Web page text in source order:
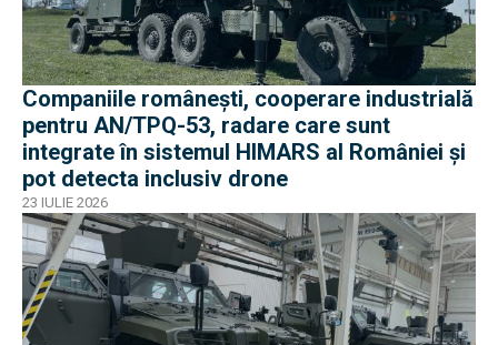
Companiile românești, cooperare industrială
pentru AN/TPQ-53, radare care sunt
integrate în sistemul HIMARS al României și
pot detecta inclusiv drone
23 IULIE 2026